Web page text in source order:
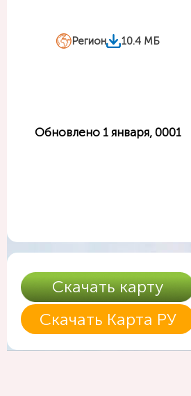
Регион 10.4 МБ
Обновлено 1 января, 0001
Скачать карту
Скачать Карта РУ